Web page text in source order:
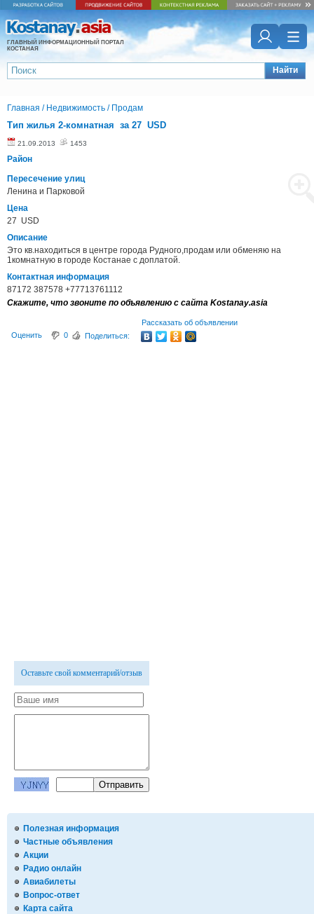
ГЛАВНЫЙ ИНФОРМАЦИОННЫЙ ПОРТАЛ
КОСТАНАЯ
Найти
Полезная информация
Частные объявления
Акции
Радио онлайн
Авиабилеты
Вопрос-ответ
Карта сайта
Главная / Недвижимость / Продам
Тип жилья 2-комнатная за 27 USD
21.09.2013 1453
Район
Пересечение улиц
Ленина и Парковой
Цена
27 USD
Описание
Это кв.находиться в центре города Рудного,продам или обменяю на
1комнатную в городе Костанае с доплатой.
Контактная информация
87172 387578 +77713761112
Скажите, что звоните по объявлению с сайта Kostanay.asia
Рассказать об объявлении
Оценить
0 Поделиться:
Оставьте свой комментарий/отзыв